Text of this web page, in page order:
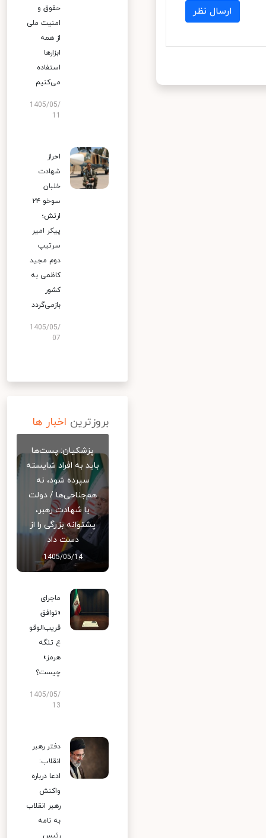
ارسال نظر
حقوق و
امنیت ملی
از همه
ابزارها
استفاده
می‌کنیم
1405/05/
احراز
شهادت
خلبان
سوخو ۲۴
ارتش؛
پیکر امیر
سرتیپ
دوم مجید
کاظمی به
کشور
بازمی‌گردد
1405/05/
07
بروزترین اخبار ها
پزشکیان: پست‌ها
باید به افراد شایسته
سپرده شود، نه
هم‌جناحی‌ها / دولت
با شهادت رهبر،
پشتوانه بزرگی را از
دست داد
1405/05/14
ماجرای
«توافق
قریب‌الوقو
ع تنگه
هرمز»
چیست؟
1405/05/
13
دفتر رهبر
انقلاب:
ادعا درباره
واکنش
رهبر انقلاب
به نامه
رئیس